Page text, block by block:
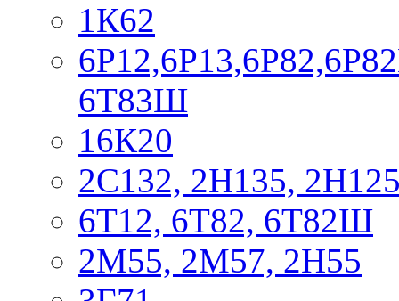
1К62
6Т83Ш
16К20
2С132, 2Н135,
6Т12, 6Т82, 6Т82Ш
2М55, 2М57, 2Н55